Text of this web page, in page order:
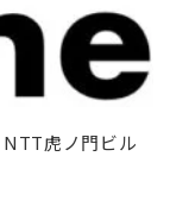
虎ノ門ビル